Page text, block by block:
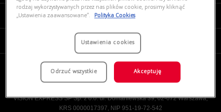
PRODUKTY I USŁUGI
VISION EXPRESS SP Sp. z o.o. ul. Domaniewska 39, 02-672 Warszawa,
KRS 0000017397, NIP 951-19-72-542
rodzaj wykorzystywanych przez nas plików cookie, prosimy kliknąć
„Ustawienia zaawansowane”.
Polityka Cookies
Ustawienia cookies
Odrzuć wszystkie Akceptuję